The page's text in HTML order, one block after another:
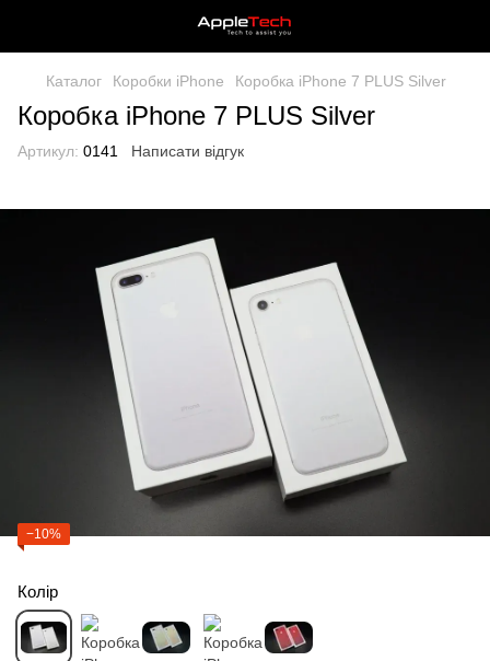
Каталог Коробки iPhone Коробка iPhone 7 PLUS Silver
Коробка iPhone 7 PLUS Silver
Артикул: 0141 Написати відгук
−10%
Колір